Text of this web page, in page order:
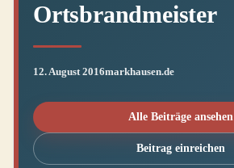
Ortsbrandmeister
12. August 2016markhausen.de
Alle Beiträge ansehen
Beitrag einreichen